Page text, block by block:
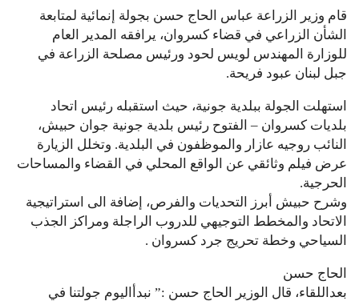
قام وزير الزراعة عباس الحاج حسن بجولة إنمائية لمتابعة
الشأن الزراعي في قضاء كسروان، يرافقه المدير العام
للوزارة المهندس لويس لحود ورئيس مصلحة الزراعة في
جبل لبنان عبود فريحة.
استهلت الجولة ببلدية جونية، حيث استقبله رئيس اتحاد
بلديات كسروان – الفتوح رئيس بلدية جونية جوان حبيش،
النائب روجيه عازار والموظفون في البلدية. وتخلل الزيارة
عرض فيلم وثائقي عن الواقع المحلي في القضاء والمساحات
الحرجية.
وشرح حبيش أبرز التحديات والفرص، إضافة الى استراتيجية
الاتحاد والمخطط التوجيهي للدروب الراجلة ومراكز الجذب
السياحي وخطة تحريج جرد كسروان .
الحاج حسن
بعداللقاء، قال الوزير الحاج حسن :” نبدأاليوم جولتنا في